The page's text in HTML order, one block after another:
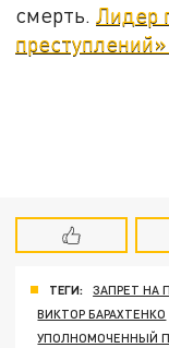
смерть.Лидер
ТЕГИ:
ЗАПРЕТ НА
ВИКТОР БАРАХТЕНКО
УПОЛНОМОЧЕННЫЙ